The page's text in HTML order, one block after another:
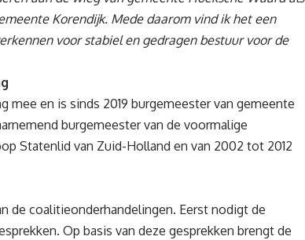
Korendijk. Mede daarom vind ik het een
voor stabiel en gedragen bestuur voor de
mee en is sinds 2019 burgemeester van gemeente
burgemeester van de voormalige
Statenlid van Zuid-Holland en van 2002 tot 2012
de coalitieonderhandelingen. Eerst nodigt de
Op basis van deze gesprekken brengt de